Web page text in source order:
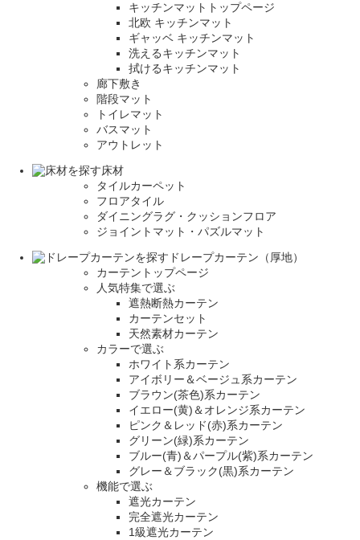
キッチンマットトップページ
北欧 キッチンマット
ギャッベ キッチンマット
洗えるキッチンマット
拭けるキッチンマット
廊下敷き
階段マット
トイレマット
バスマット
アウトレット
床材
タイルカーペット
フロアタイル
ダイニングラグ・クッションフロア
ジョイントマット・パズルマット
ドレープカーテン（厚地）
カーテントップページ
人気特集で選ぶ
遮熱断熱カーテン
カーテンセット
天然素材カーテン
カラーで選ぶ
ホワイト系カーテン
アイボリー＆ベージュ系カーテン
ブラウン(茶色)系カーテン
イエロー(黄)＆オレンジ系カーテン
ピンク＆レッド(赤)系カーテン
グリーン(緑)系カーテン
ブルー(青)＆パープル(紫)系カーテン
グレー＆ブラック(黒)系カーテン
機能で選ぶ
遮光カーテン
完全遮光カーテン
1級遮光カーテン